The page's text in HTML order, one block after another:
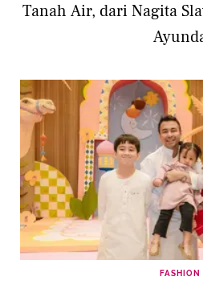
Tanah Air, dari Nagita
FASHION